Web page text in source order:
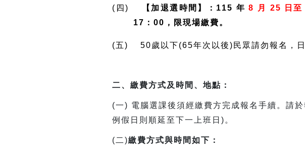
(四) 【加退選時間】：115 年 8 月 25 日
17：00，限現場繳費。
(五) 50歲以下(65年次以後)民眾請勿報名，日
二、繳費方式及時間、地點：
(一) 電腦選課後須經繳費方完成報名手續。請
例假日則順延至下一上班日)。
( 二)繳費方式與時間如下：